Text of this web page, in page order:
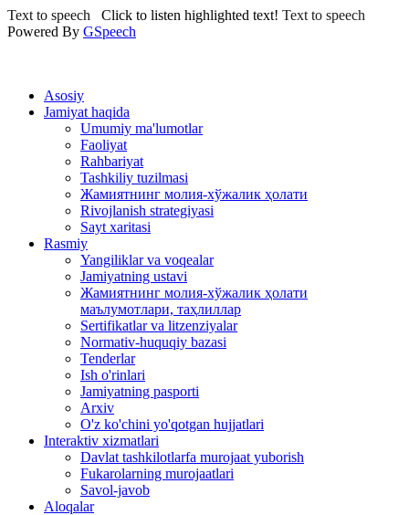
Text to speech Click to listen highlighted text! Text to speech
Powered By GSpeech
Asosiy
Jamiyat haqida
Umumiy ma'lumotlar
Faoliyat
Rahbariyat
Tashkiliy tuzilmasi
Жамиятнинг молия-хўжалик ҳолати
Rivojlanish strategiyasi
Sayt xaritasi
Rasmiy
Yangiliklar va voqealar
Jamiyatning ustavi
Жамиятнинг молия-хўжалик ҳолати
маълумотлари, таҳлиллар
Sertifikatlar va litzenziyalar
Normativ-huquqiy bazasi
Tenderlar
Ish o'rinlari
Jamiyatning pasporti
Arxiv
O'z ko'chini yo'qotgan hujjatlari
Interaktiv xizmatlari
Davlat tashkilotlarfa murojaat yuborish
Fukarolarning murojaatlari
Savol-javob
Aloqalar